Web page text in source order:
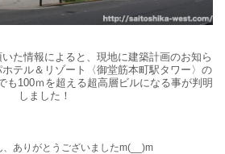
た情報によると、現地に建築計画のお知ら
ホテル＆リゾート〈御堂筋本町駅タワー〉の
も100ｍを超える超高層ビルになる事が判明
しました！
、ありがとうございましたm(__)m